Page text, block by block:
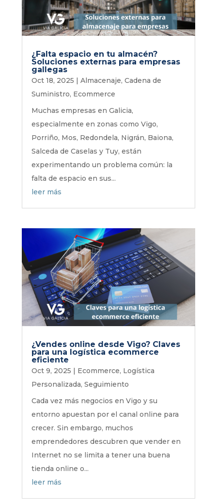
¿Falta espacio en tu almacén?
Soluciones externas para empresas
gallegas
Oct 18, 2025 | Almacenaje, Cadena de
Suministro, Ecommerce
Muchas empresas en Galicia,
especialmente en zonas como Vigo,
Porriño, Mos, Redondela, Nigrán, Baiona,
Salceda de Caselas y Tuy, están
experimentando un problema común: la
falta de espacio en sus...
leer más
¿Vendes online desde Vigo? Claves
para una logística ecommerce
eficiente
Oct 9, 2025 | Ecommerce, Logística
Personalizada, Seguimiento
Cada vez más negocios en Vigo y su
entorno apuestan por el canal online para
crecer. Sin embargo, muchos
emprendedores descubren que vender en
Internet no se limita a tener una buena
tienda online o...
leer más